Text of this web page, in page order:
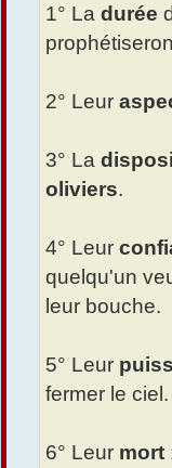
1° La durée
2° Leur
3° La
oliviers.
4° Leur
quelqu'un
leur bouche.
5° Leur
fermer le ciel.
6° Leur mort